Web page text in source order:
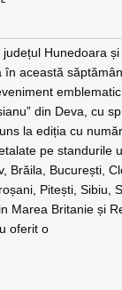
Hunedoara
această
din Deva, cu
la ediția cu
pe standurile
Brăila, București,
Pitești, Sibiu,
Marea Britanie și
oferit o